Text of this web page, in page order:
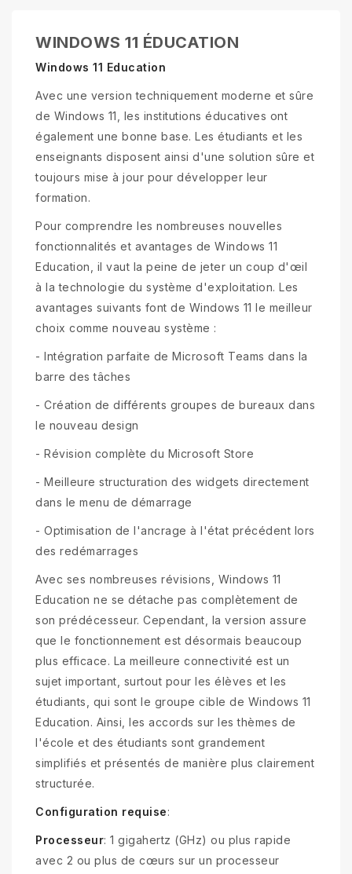
WINDOWS 11 ÉDUCATION
Windows 11 Education
Avec une version techniquement moderne et sûre
de Windows 11, les institutions éducatives ont
également une bonne base. Les étudiants et les
enseignants disposent ainsi d'une solution sûre et
toujours mise à jour pour développer leur
formation.
Pour comprendre les nombreuses nouvelles
fonctionnalités et avantages de Windows 11
Education, il vaut la peine de jeter un coup d'œil
à la technologie du système d'exploitation. Les
avantages suivants font de Windows 11 le meilleur
choix comme nouveau système :
- Intégration parfaite de Microsoft Teams dans la
barre des tâches
- Création de différents groupes de bureaux dans
le nouveau design
- Révision complète du Microsoft Store
- Meilleure structuration des widgets directement
dans le menu de démarrage
- Optimisation de l'ancrage à l'état précédent lors
des redémarrages
Avec ses nombreuses révisions, Windows 11
Education ne se détache pas complètement de
son prédécesseur. Cependant, la version assure
que le fonctionnement est désormais beaucoup
plus efficace. La meilleure connectivité est un
sujet important, surtout pour les élèves et les
étudiants, qui sont le groupe cible de Windows 11
Education. Ainsi, les accords sur les thèmes de
l'école et des étudiants sont grandement
simplifiés et présentés de manière plus clairement
structurée.
Configuration requise:
Processeur: 1 gigahertz (GHz) ou plus rapide
avec 2 ou plus de cœurs sur un processeur